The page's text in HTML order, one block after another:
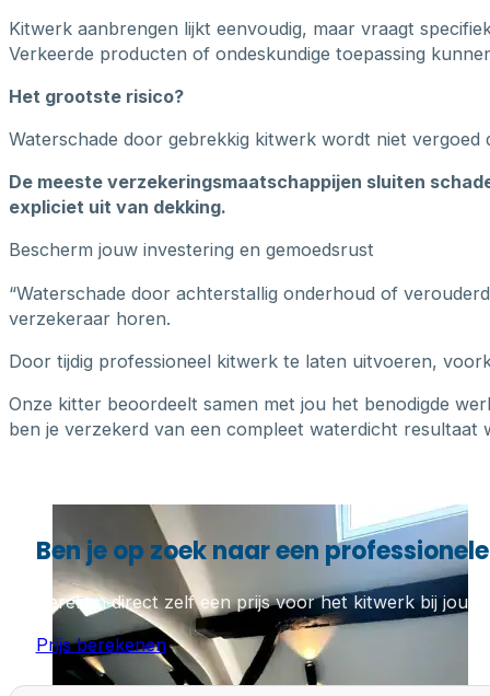
Kitwerk aanbrengen lijkt eenvoudig, maar vraagt
Verkeerde producten of ondeskundige toepassing
Het grootste risico?
Waterschade door gebrekkig kitwerk wordt niet
De meeste verzekeringsmaatschappijen sluiten
expliciet uit van dekking.
Bescherm jouw investering en gemoedsrust
“Waterschade door achterstallig onderhoud of
verzekeraar horen.
Door tijdig professioneel kitwerk te laten uitvoeren,
Onze kitter beoordeelt samen met jou het benodigde
ben je verzekerd van een compleet waterdicht resultaat
Ben je op zoek naar een
Bereken direct zelf een prijs voor het kitwerk bij jou
Prijs berekenen